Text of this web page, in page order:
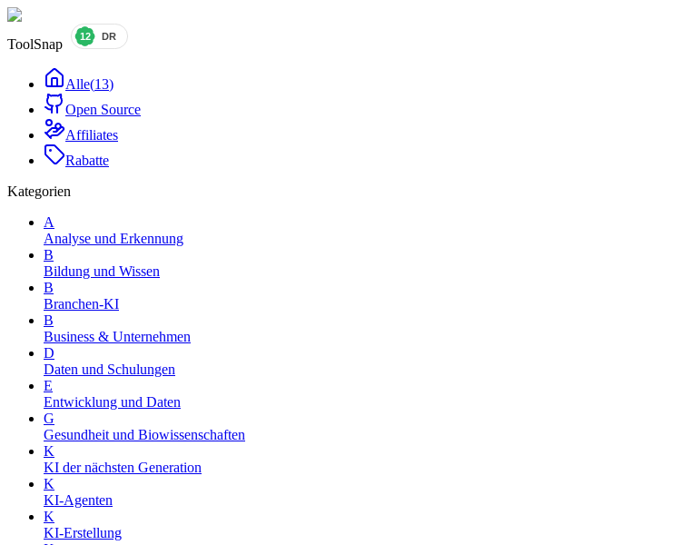
ToolSnap
Alle(13)
Open Source
Affiliates
Rabatte
Kategorien
A
Analyse und Erkennung
B
Bildung und Wissen
B
Branchen-KI
B
Business & Unternehmen
D
Daten und Schulungen
E
Entwicklung und Daten
G
Gesundheit und Biowissenschaften
K
KI der nächsten Generation
K
KI-Agenten
K
KI-Erstellung